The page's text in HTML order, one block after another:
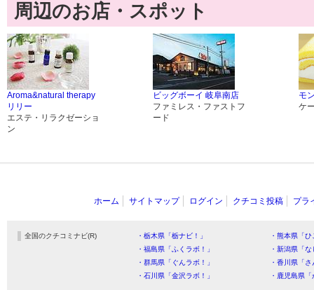
周辺のお店・スポット
Aroma&natural therapy
リリー
エステ・リラクゼーショ
ン
ビッグボーイ 岐阜南店
ファミレス・ファストフ
ード
モ
ケ
ホーム サイトマップ ログイン クチコミ投稿 プラ
全国のクチコミナビ(R) ・栃木県「栃ナビ！」
・熊本県「
・福島県「ふくラボ！」
・新潟県「
・群馬県「ぐんラボ！」
・香川県「
・石川県「金沢ラボ！」
・鹿児島県